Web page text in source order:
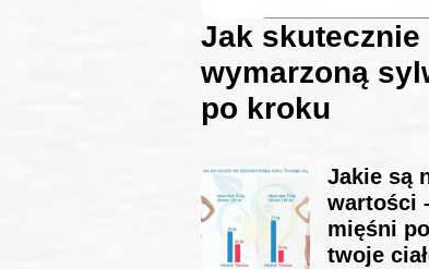
Jak skutecznie
wymarzoną
po kroku
Jakie są
wartości
mięśni
twoje